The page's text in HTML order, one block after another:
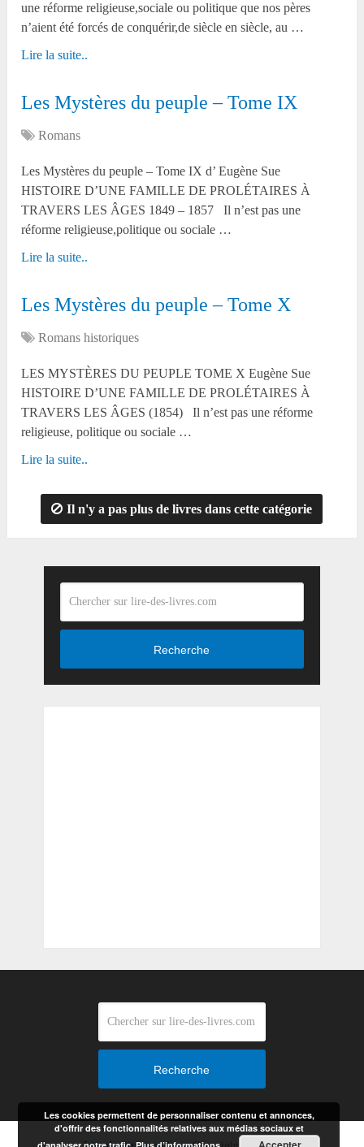
une réforme religieuse,sociale ou politique que nos pères
n’aient été forcés de conquérir,de siècle en siècle, au …
Lire la suite..
Les Mystères du peuple – Tome IX
Romans
Les Mystères du peuple – Tome IX d’ Eugène Sue
HISTOIRE D’UNE FAMILLE DE PROLÉTAIRES À
TRAVERS LES ÂGES 1849 – 1857 Il n’est pas une
réforme religieuse,politique ou sociale …
Lire la suite..
Les Mystères du peuple – Tome X
Romans historiques
LES MYSTÈRES DU PEUPLE TOME X Eugène Sue
HISTOIRE D’UNE FAMILLE DE PROLÉTAIRES À
TRAVERS LES ÂGES (1854) Il n’est pas une réforme
religieuse, politique ou sociale …
Lire la suite..
Il n'y a pas plus de livres dans cette catégorie
Recherche
Recherche
Les cookies permettent de personnaliser contenu et annonces,
d'offrir des fonctionnalités relatives aux médias sociaux et